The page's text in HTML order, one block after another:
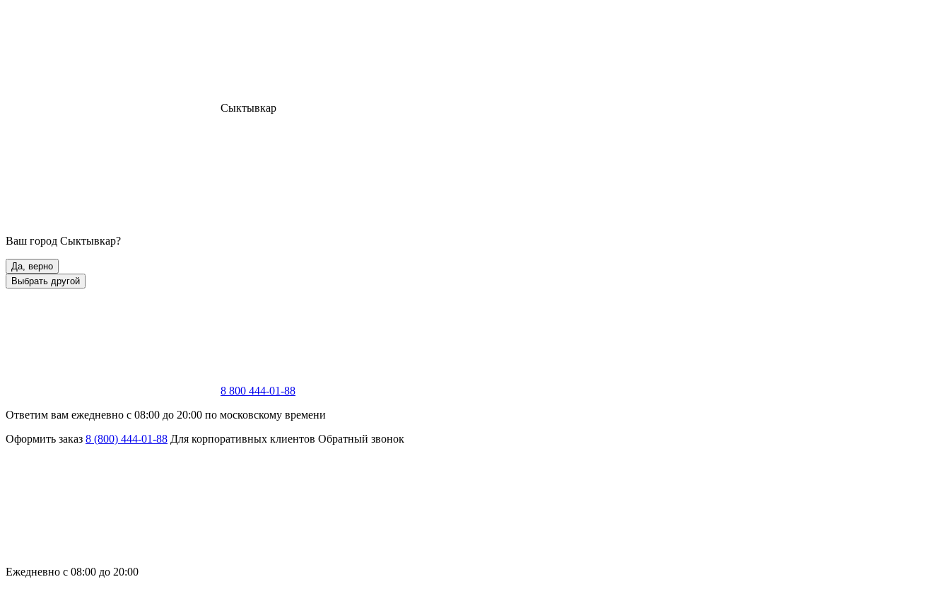
Сыктывкар
Ваш город Сыктывкар?
Да, верно
Выбрать другой
8 800 444-01-88
Ответим вам ежедневно с 08:00 до 20:00 по московскому времени
Оформить заказ 8 (800) 444-01-88 Для корпоративных клиентов Обратный звонок
Ежедневно с 08:00 до 20:00